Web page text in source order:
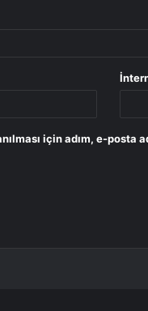
için adım, e-posta